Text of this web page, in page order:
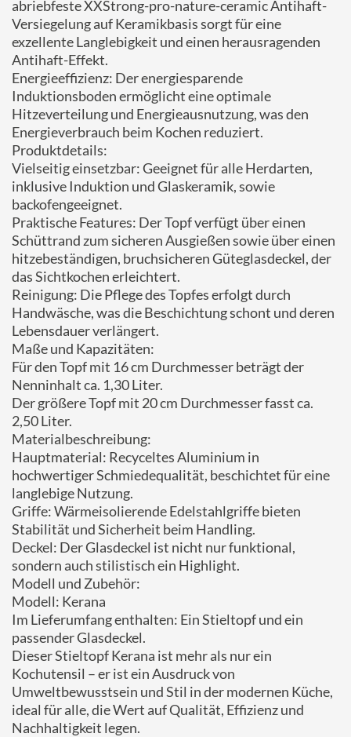
abriebfeste XXStrong-pro-nature-ceramic Antihaft-
Versiegelung auf Keramikbasis sorgt für eine
exzellente Langlebigkeit und einen herausragenden
Antihaft-Effekt.
Energieeffizienz: Der energiesparende
Induktionsboden ermöglicht eine optimale
Hitzeverteilung und Energieausnutzung, was den
Energieverbrauch beim Kochen reduziert.
Produktdetails:
Vielseitig einsetzbar: Geeignet für alle Herdarten,
inklusive Induktion und Glaskeramik, sowie
backofengeeignet.
Praktische Features: Der Topf verfügt über einen
Schüttrand zum sicheren Ausgießen sowie über einen
hitzebeständigen, bruchsicheren Güteglasdeckel, der
das Sichtkochen erleichtert.
Reinigung: Die Pflege des Topfes erfolgt durch
Handwäsche, was die Beschichtung schont und deren
Lebensdauer verlängert.
Maße und Kapazitäten:
Für den Topf mit 16 cm Durchmesser beträgt der
Nenninhalt ca. 1,30 Liter.
Der größere Topf mit 20 cm Durchmesser fasst ca.
2,50 Liter.
Materialbeschreibung:
Hauptmaterial: Recyceltes Aluminium in
hochwertiger Schmiedequalität, beschichtet für eine
langlebige Nutzung.
Griffe: Wärmeisolierende Edelstahlgriffe bieten
Stabilität und Sicherheit beim Handling.
Deckel: Der Glasdeckel ist nicht nur funktional,
sondern auch stilistisch ein Highlight.
Modell und Zubehör:
Modell: Kerana
Im Lieferumfang enthalten: Ein Stieltopf und ein
passender Glasdeckel.
Dieser Stieltopf Kerana ist mehr als nur ein
Kochutensil – er ist ein Ausdruck von
Umweltbewusstsein und Stil in der modernen Küche,
ideal für alle, die Wert auf Qualität, Effizienz und
Nachhaltigkeit legen.